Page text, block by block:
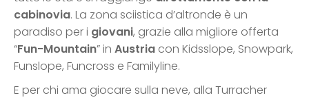
cabinovia. La zona sciistica d’altronde è un
paradiso per i giovani, grazie alla migliore offerta
“Fun-Mountain” in Austria con Kidsslope, Snowpark,
Funslope, Funcross e Familyline.
E per chi ama giocare sulla neve, alla Turracher